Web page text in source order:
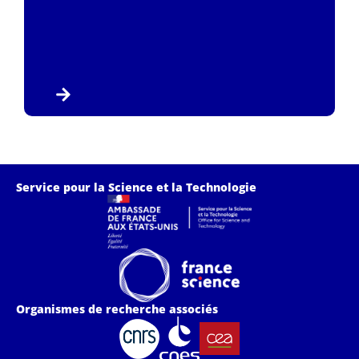
Service pour la Science et la Technologie
Organismes de recherche associés